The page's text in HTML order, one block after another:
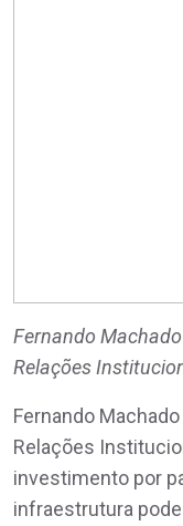
Fernando
Relações
Fernando
Relações
investimento por
infraestrutura